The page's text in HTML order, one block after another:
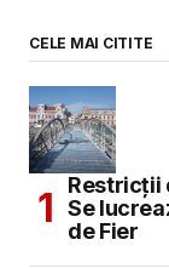
CELE MAI CITITE
Restricții
Se
de Fier